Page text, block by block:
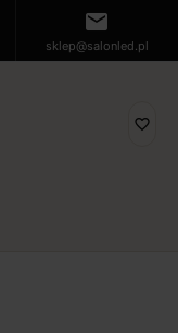
mail
sklep@salonled.pl
favorite_border